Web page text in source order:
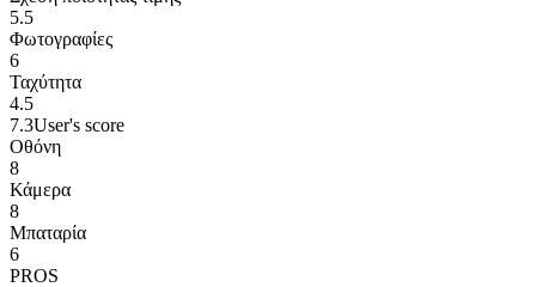
5.5
Φωτογραφίες
6
Ταχύτητα
4.5
7.3User's score
Οθόνη
8
Κάμερα
8
Μπαταρία
6
PROS